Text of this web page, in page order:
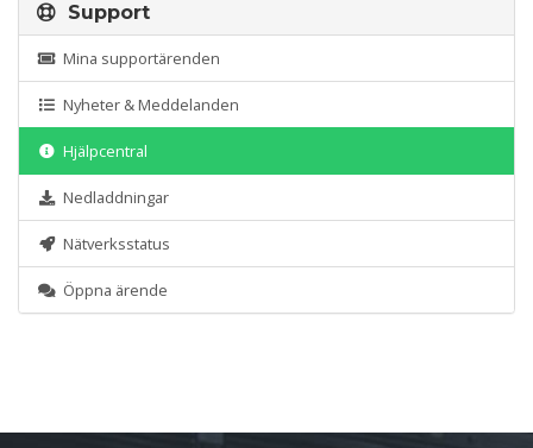
Support
Mina supportärenden
Nyheter & Meddelanden
Hjälpcentral
Nedladdningar
Nätverksstatus
Öppna ärende